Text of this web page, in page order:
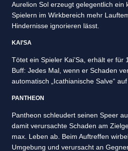
Aurelion Sol erzeugt gelegentlich ein
Spielern im Wirkbereich mehr
Hindernisse ignorieren lässt.
KAI’SA
Tötet ein Spieler Kai’Sa, erhält er für
Buff: Jedes Mal, wenn er Schaden
automatisch „Icathianische Salve“
PANTHEON
Pantheon schleudert seinen Speer
damit verursachte Schaden am
max. Leben ab. Beim Auftreffen
Umgebung und verursacht an